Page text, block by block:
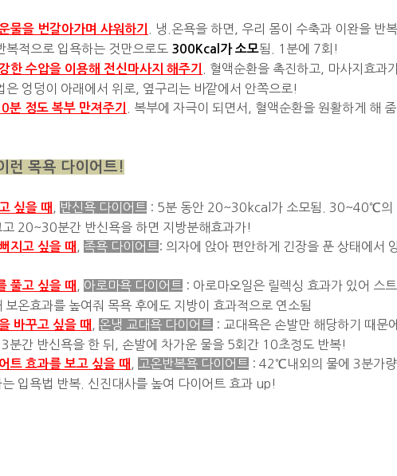
물을 번갈아가며 샤워하기
. 냉.온욕을 하면, 우리 몸이 수축과 이완을 반
복적으로 입욕하는 것만으로도 300Kcal가 소모됨. 1분에 7회!
한 수압을 이용해 전신마사지 해주기
. 혈액순환을 촉진하고, 마사지효과
은 엉덩이 아래에서 위로, 옆구리는 바깥에서 안쪽으로!
분 정도 복부 만져주기 . 복부에 자극이 되면서, 혈액순환을 원활하게 해 줌
런 목욕 다이어트!
싶을 때 반신욕 다이어트 : 5분 동안 20~30kcal가 소모됨. 30~40℃의
고 20~30분간 반신욕을 하면 지방분해효과가!
지고 싶을 때 족욕 다이어트 : 의자에 앉아 편안하게 긴장을 푼 상태에서
풀고 싶을 때 아로마욕 다이어트 : 아로마오일은 릴렉싱 효과가 있어 스
보온효과를 높여줘 목욕 후에도 지방이 효과적으로 연소됨
바꾸고 싶을 때 온냉 교대욕 다이어트 : 교대욕은 손발만 해당하기 때문
분간 반신욕을 한 뒤, 손발에 차가운 물을 5회간 10초정도 반복!
트 효과를 보고 싶을 때 고온반복욕 다이어트 : 42℃내외의 물에 3분가량
는 입욕법 반복. 신진대사를 높여 다이어트 효과 up!